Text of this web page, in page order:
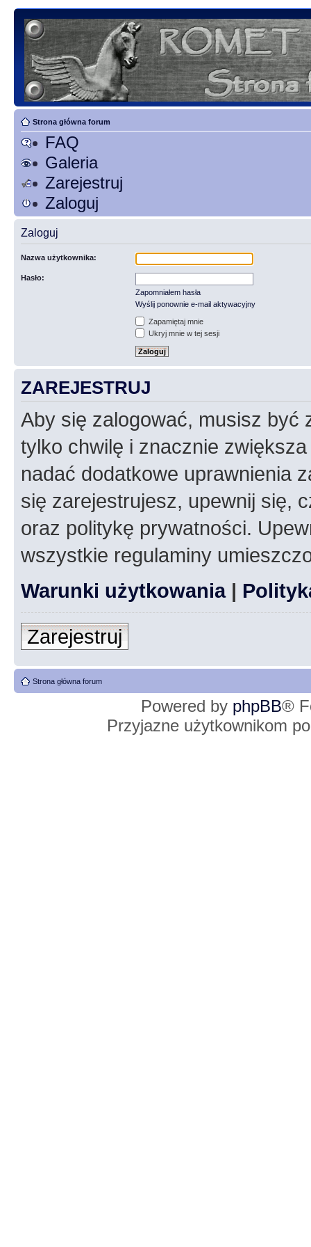
Strona główna forum
FAQ
Galeria
Zarejestruj
Zaloguj
Zaloguj
Nazwa użytkownika:
Hasło:
Zapomniałem hasła
Wyślij ponownie e-mail aktywacyjny
Zapamiętaj mnie
Ukryj mnie w tej sesji
ZAREJESTRUJ
Aby się zalogować, musisz być
tylko chwilę i znacznie
nadać dodatkowe uprawnienia
się zarejestrujesz, upewnij się,
oraz politykę prywatności.
wszystkie regulaminy
Warunki użytkowania|
Zarejestruj
Strona główna forum
Powered by phpBB®
Przyjazne użytkownikom